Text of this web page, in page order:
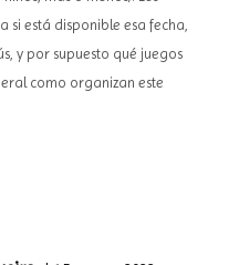
está disponible esa fecha,
y por supuesto qué juegos
como organizan este